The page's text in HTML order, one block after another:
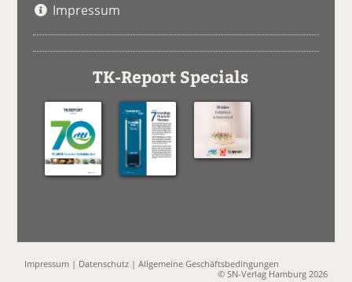
Impressum
TK-Report Specials
Impressum | Datenschutz |Allgemeine Geschäftsbedingungen
© SN-Verlag Hamburg 2026